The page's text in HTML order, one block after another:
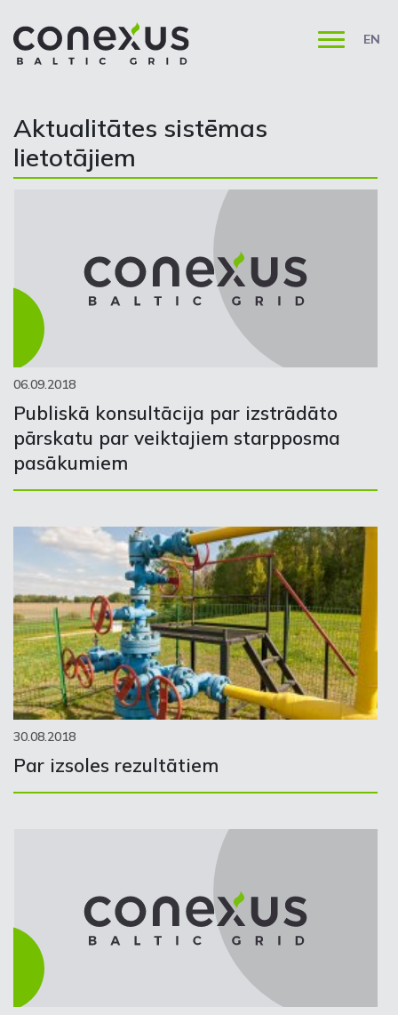
EN
Aktualitātes sistēmas
lietotājiem
06.09.2018
Publiskā konsultācija par izstrādāto
pārskatu par veiktajiem starpposma
pasākumiem
30.08.2018
Par izsoles rezultātiem